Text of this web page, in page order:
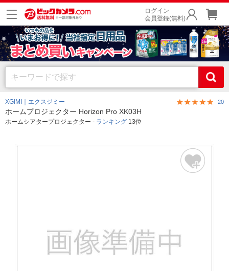
ログイン
会員登録(無料)
XGIMI｜エクスジミー 20
ホームプロジェクター Horizon Pro XK03H
ホームシアタープロジェクター - ランキング 13位